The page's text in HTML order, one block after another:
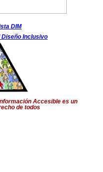
Inclusivo
Accesible es un
de todos